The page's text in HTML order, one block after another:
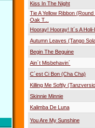
Kiss In The Night
Tie A Yellow Ribbon
Oak T...
Hooray! Hooray! It´s A
Autumn Leaves (Tango
Begin The Beguine
Ain´t Misbehavin´
C´est Ci Bon (Cha Cha)
Killing Me Softly
Skinnie Minnie
Kalimba De Luna
You Are My Sunshine